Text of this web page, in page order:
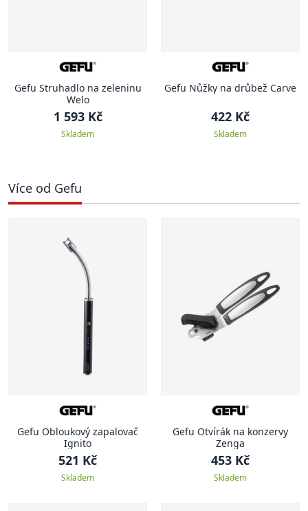
Gefu Struhadlo na zeleninu
Welo
1 593 Kč
Skladem
Gefu Nůžky na drůbež Carve
422 Kč
Skladem
Více od Gefu
Gefu Obloukový zapalovač
Ignito
521 Kč
Skladem
Gefu Otvírák na konzervy
Zenga
453 Kč
Skladem